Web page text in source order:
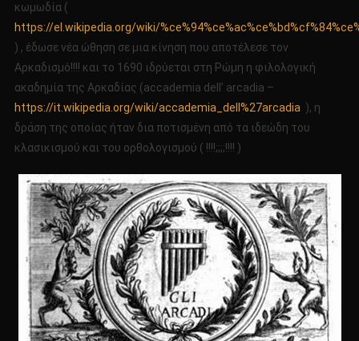
κωμωδία (
https://el.wikipedia.org/wiki/
) , έδωσε νέα ώθηση σε μια κίνηση που αποτέλεσε τον
Αρκαδισμό!!!! και το 1690 ιδρύεται στη Ρώμη η φιλολογική
ακαδημία της Αρκαδίας (accademia dell’ arcadia –
https://it.wikipedia.org/wiki/accademia_dell%27arcadia), η
δράση της οποίας ήταν δια ποτισμένη από τα ιδεώδη του
κλασικισμού και του ορθολογισμού ( !!!!;;;;!!!! )